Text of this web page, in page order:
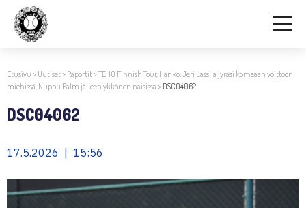
Etusivu > Uutiset> Raportit>TEHO Finnish Tour, Hanko: Jeri Lassila jyräsi komeaan voittoon
miehissä, Nuppu Palm jälleen ykkönen naisissa > DSC04062
DSC04062
17.5.2026 | 15:56